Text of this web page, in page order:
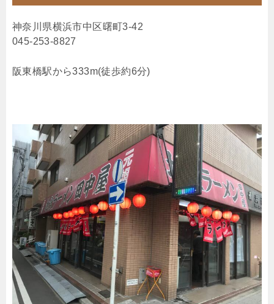
神奈川県横浜市中区曙町3-42
045-253-8827
阪東橋駅から333m(徒歩約6分)